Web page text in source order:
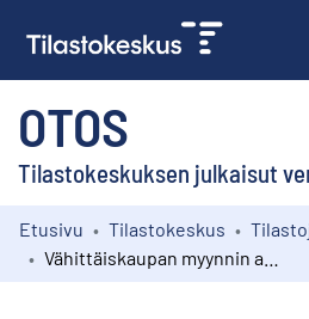
OTOS
Tilastokeskuksen julkaisut
Kokoelmat
Etusivu Tilastokeskus